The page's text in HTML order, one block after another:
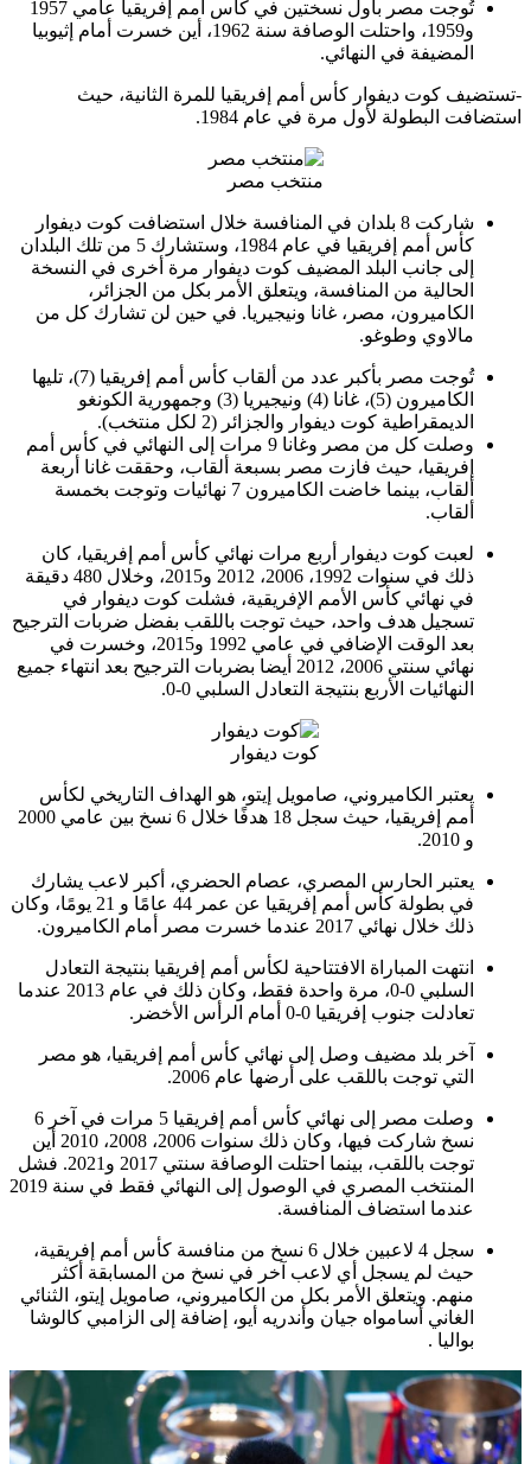
تُوجت مصر بأول نسختين في كأس أمم إفريقيا عامي 1957
و1959، واحتلت الوصافة سنة 1962، أين خسرت أمام إثيوبيا
المضيفة في النهائي.
-تستضيف كوت ديفوار كأس أمم إفريقيا للمرة الثانية، حيث
استضافت البطولة لأول مرة في عام 1984.
منتخب مصر
شاركت 8 بلدان في المنافسة خلال استضافت كوت ديفوار
كأس أمم إفريقيا في عام 1984، وستشارك 5 من تلك البلدان
إلى جانب البلد المضيف كوت ديفوار مرة أخرى في النسخة
الحالية من المنافسة، ويتعلق الأمر بكل من الجزائر،
الكاميرون، مصر، غانا ونيجيريا. في حين لن تشارك كل من
مالاوي وطوغو.
تُوجت مصر بأكبر عدد من ألقاب كأس أمم إفريقيا (7)، تليها
الكاميرون (5)، غانا (4) ونيجيريا (3) وجمهورية الكونغو
الديمقراطية كوت ديفوار والجزائر (2 لكل منتخب).
وصلت كل من مصر وغانا 9 مرات إلى النهائي في كأس أمم
إفريقيا، حيث فازت مصر بسبعة ألقاب، وحققت غانا أربعة
ألقاب، بينما خاضت الكاميرون 7 نهائيات وتوجت بخمسة
ألقاب.
لعبت كوت ديفوار أربع مرات نهائي كأس أمم إفريقيا، كان
ذلك في سنوات 1992، 2006، 2012 و2015، وخلال 480 دقيقة
في نهائي كأس الأمم الإفريقية، فشلت كوت ديفوار في
تسجيل هدف واحد، حيث توجت باللقب بفضل ضربات الترجيح
بعد الوقت الإضافي في عامي 1992 و2015، وخسرت في
نهائي سنتي 2006، 2012 أيضا بضربات الترجيح بعد انتهاء جميع
النهائيات الأربع بنتيجة التعادل السلبي 0-0.
كوت ديفوار
يعتبر الكاميروني، صامويل إيتو، هو الهداف التاريخي لكأس
أمم إفريقيا، حيث سجل 18 هدفًا خلال 6 نسخ بين عامي 2000
و 2010.
يعتبر الحارس المصري، عصام الحضري، أكبر لاعب يشارك
في بطولة كأس أمم إفريقيا عن عمر 44 عامًا و 21 يومًا، وكان
ذلك خلال نهائي 2017 عندما خسرت مصر أمام الكاميرون.
انتهت المباراة الافتتاحية لكأس أمم إفريقيا بنتيجة التعادل
السلبي 0-0، مرة واحدة فقط، وكان ذلك في عام 2013 عندما
تعادلت جنوب إفريقيا 0-0 أمام الرأس الأخضر.
آخر بلد مضيف وصل إلى نهائي كأس أمم إفريقيا، هو مصر
التي توجت باللقب على أرضها عام 2006.
وصلت مصر إلى نهائي كأس أمم إفريقيا 5 مرات في آخر 6
نسخ شاركت فيها، وكان ذلك سنوات 2006، 2008، 2010 أين
توجت باللقب، بينما احتلت الوصافة سنتي 2017 و2021. فشل
المنتخب المصري في الوصول إلى النهائي فقط في سنة 2019
عندما استضاف المنافسة.
سجل 4 لاعبين خلال 6 نسخ من منافسة كأس أمم إفريقية،
حيث لم يسجل أي لاعب آخر في نسخ من المسابقة أكثر
منهم. ويتعلق الأمر بكل من الكاميروني، صامويل إيتو، الثنائي
الغاني أسامواه جيان وأندريه أيو، إضافة إلى الزامبي كالوشا
بواليا .